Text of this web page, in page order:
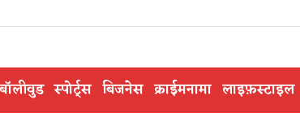
बॉलीवुड स्पोर्ट्स बिजनेस क्राईमनामा लाइफ़स्टाइल